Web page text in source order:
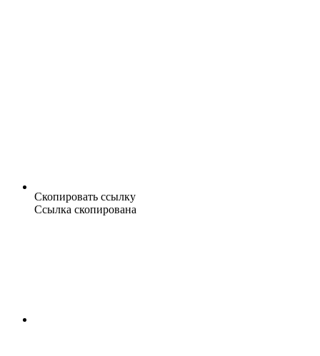
Скопировать ссылку
Ссылка скопирована